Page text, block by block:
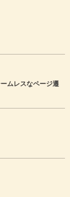
ムレスなページ遷